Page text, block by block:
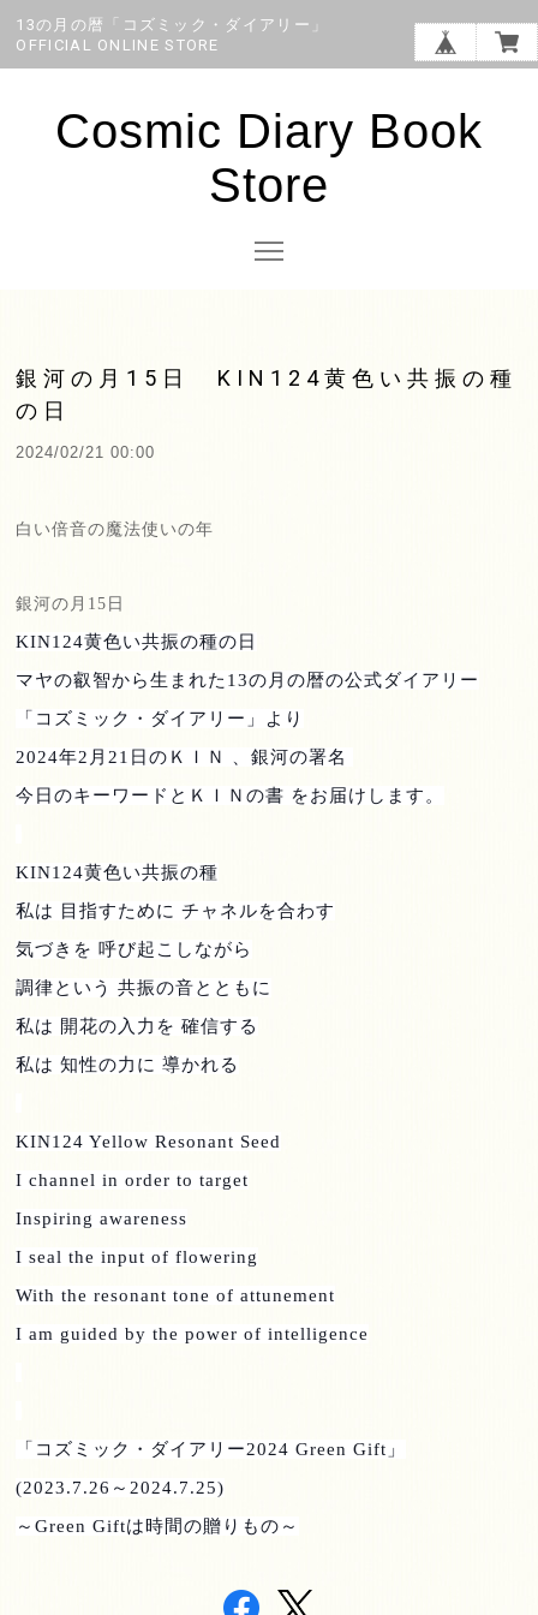
13の月の暦「コズミック・ダイアリー」
OFFICIAL ONLINE STORE
Cosmic Diary Book
Store
銀河の月15日 KIN124黄色い共振の種
の日
2024/02/21 00:00
白い倍音の魔法使いの年
銀河の月 15 日
KIN124黄色い共振の種の日
マヤの叡智から生まれた 13の月の暦の公式ダイアリー
「コズミック・ダイアリー」より
2024年2 月 21 日のＫＩＮ 、銀河の署名
今日のキーワードとＫＩＮの書 をお届けします。
KIN124黄色い共振の種
私は 目指すために チャネルを合わす
気づきを 呼び起こしながら
調律という 共振の音とともに
私は 開花の入力を 確信する
私は 知性の力に 導かれる
KIN124 Yellow Resonant Seed
I channel in order to target
Inspiring awareness
I seal the input of flowering
With the resonant tone of attunement
I am guided by the power of intelligence
「コズミック・ダイアリー2024 Green Gift 」
(2023.7.26 ～ 2024.7.25)
～Green Giftは時間の贈りもの～